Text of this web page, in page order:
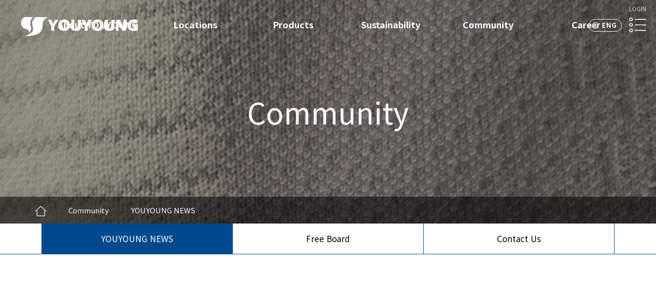
About YOUYOUNG Locations Products Sustainability Community Career ENG
KOR
LOGIN
Community YOUYOUNG NEWS
Community
YOUYOUNG NEWS Free Board Contact Us